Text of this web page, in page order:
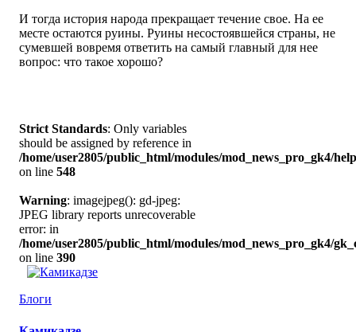
И тогда история народа прекращает течение свое. На ее
месте остаются руины. Руины несостоявшейся страны, не
сумевшей вовремя ответить на самый главный для нее
вопрос: что такое хорошо?
Strict Standards: Only variables
should be assigned by reference in
/home/user2805/public_html/modules/mod_news_pro_gk4/
on line 548
Warning: imagejpeg(): gd-jpeg:
JPEG library reports unrecoverable
error: in
/home/user2805/public_html/modules/mod_news_pro_gk4/
on line 390
Блоги